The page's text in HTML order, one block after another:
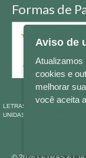
Formas de
LETRAS & CIA - CNPJ n°
UNIDAS , 2001 - Lojas 1064/
Aviso de
Atualizamos
cookies e
melhorar
você aceita